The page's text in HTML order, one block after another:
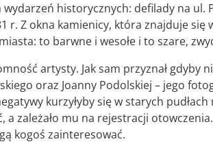
wydarzeń historycznych: defilady na ul.
r. Z okna kamienicy, która znajduje się
to barwne i wesołe i to szare,
artysty. Jak sam przyznał gdyby
oraz Joanny Podolskiej – jego
kurzyłyby się w starych
a zależało mu na rejestracji
kogoś zainteresować.